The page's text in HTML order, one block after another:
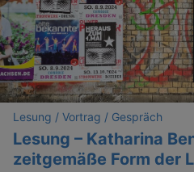
Lesung / Vortrag / Gespräch
Lesung – Katharina
zeitgemäße Form der